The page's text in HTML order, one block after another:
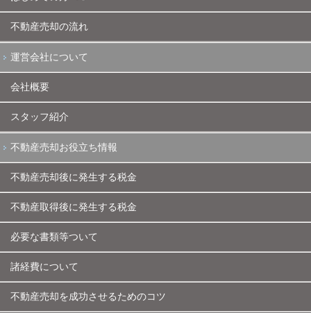
不動産売却の流れ
運営会社について
会社概要
スタッフ紹介
不動産売却お役立ち情報
不動産売却後に発生する税金
不動産取得後に発生する税金
必要な書類等ついて
諸経費について
不動産売却を成功させるためのコツ